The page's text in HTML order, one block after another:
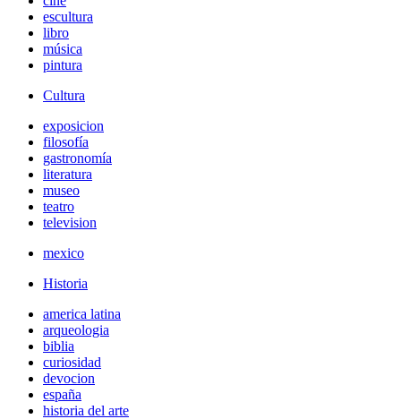
escultura
libro
música
pintura
Cultura
exposicion
filosofía
gastronomía
literatura
museo
teatro
television
mexico
Historia
america latina
arqueologia
biblia
curiosidad
devocion
españa
historia del arte